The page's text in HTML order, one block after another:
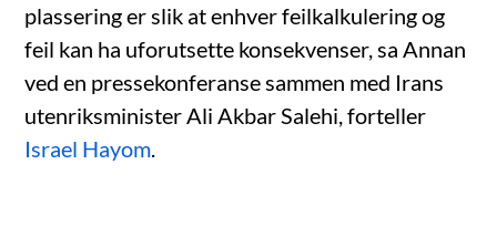
plassering er slik at enhver feilkalkulering og
feil kan ha uforutsette konsekvenser, sa Annan
ved en pressekonferanse sammen med Irans
utenriksminister Ali Akbar Salehi, forteller
Israel Hayom